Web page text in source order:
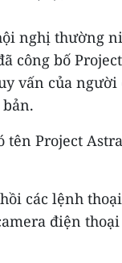
nghị thường
công bố
vấn của người
tên Project
các lệnh
điện